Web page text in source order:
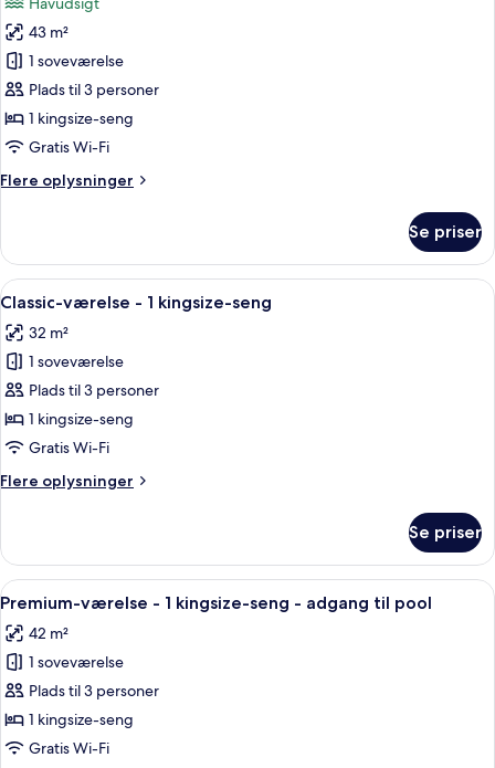
-
balkon
af
Premium-
værelse
-
1
kingsize-
(Seafront,
43 m²
1 soveværelse
Plads til 3 personer
1 kingsize-seng
Gratis Wi-Fi
Flere oplysninger
Flere
værelse
1
seng
(Seafront,
Access)
Se priser
Indlæs
alle
billeder
af
Classic-
værelse
-
kingsize-
Et moderne badeværelse med en
8
Classic-værelse - 1 kingsize-seng
32 m²
1 soveværelse
Plads til 3 personer
1 kingsize-seng
Gratis Wi-Fi
Flere oplysninger
Flere
værelse
1
seng
Se priser
Indlæs
alle
billeder
af
Premium-
værelse
-
Et moderne soveværelse med en
8
Premium-værelse - 1 kingsize-seng - adgang til pool
42 m²
1 soveværelse
Plads til 3 personer
1 kingsize-seng
Gratis Wi-Fi